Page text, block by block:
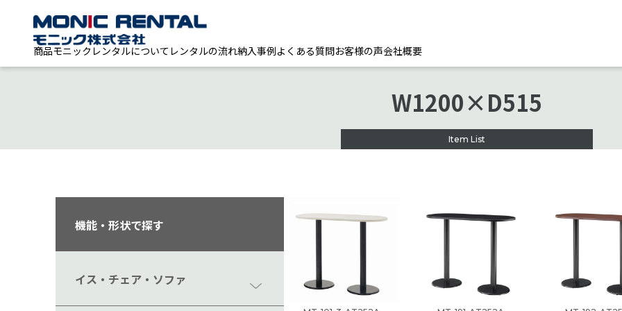
商品モニックレンタルについて レンタルの流れ納入事例よくある質問お客様の声会社概要
W1200×D515
Item List
機能・形状で探す
イス・チェア・ソファ